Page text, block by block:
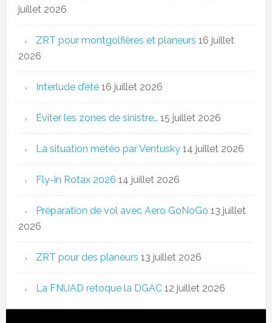
juillet 2026
ZRT pour montgolfières et planeurs 16 juillet
2026
Interlude d’été 16 juillet 2026
Eviter les zones de sinistre… 15 juillet 2026
La situation météo par Ventusky 14 juillet 2026
Fly-in Rotax 2026 14 juillet 2026
Préparation de vol avec Aero GoNoGo 13 juillet
2026
ZRT pour des planeurs 13 juillet 2026
La FNUAD retoque la DGAC 12 juillet 2026